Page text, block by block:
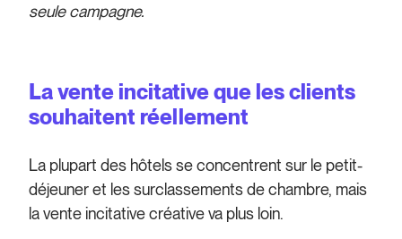
seule campagne.
La vente incitative que les clients
souhaitent réellement
La plupart des hôtels se concentrent sur le petit-
déjeuner et les surclassements de chambre, mais
la vente incitative créative va plus loin.